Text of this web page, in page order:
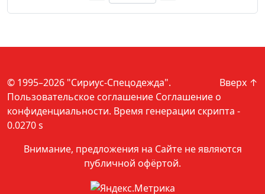
Вверх ↑
© 1995–2026 "Сириус-Спецодежда".
Пользовательское соглашение Соглашение о
конфиденциальности. Время генерации скрипта -
0.0270 s
Внимание, предложения на Сайте не являются
публичной офёртой.